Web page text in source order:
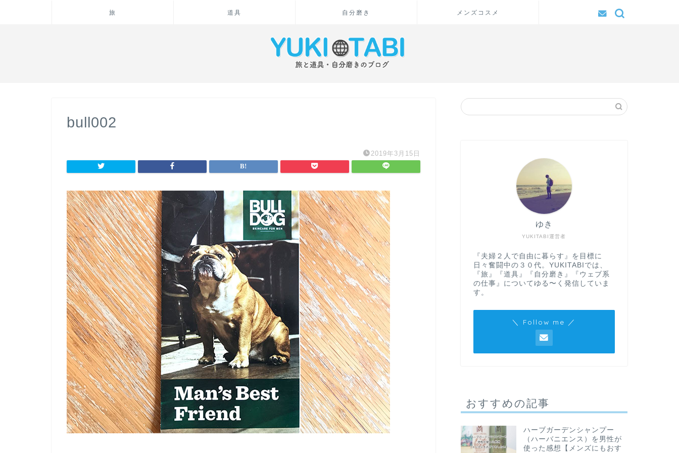
旅 道具 自分磨き メンズコスメ
bull002
2019年3月15日
YUKITABI運営者
ゆき
『夫婦２人で自由に暮らす』を目標に
日々奮闘中の３０代。YUKITABIでは、
『旅』『道具』『自分磨き』『ウェブ系
の仕事』についてゆる〜く発信していま
す。
＼ Follow me ／
おすすめの記事
ハーブガーデンシャンプー
（ハーバニエンス）を男性が
使った感想【メンズにもおす